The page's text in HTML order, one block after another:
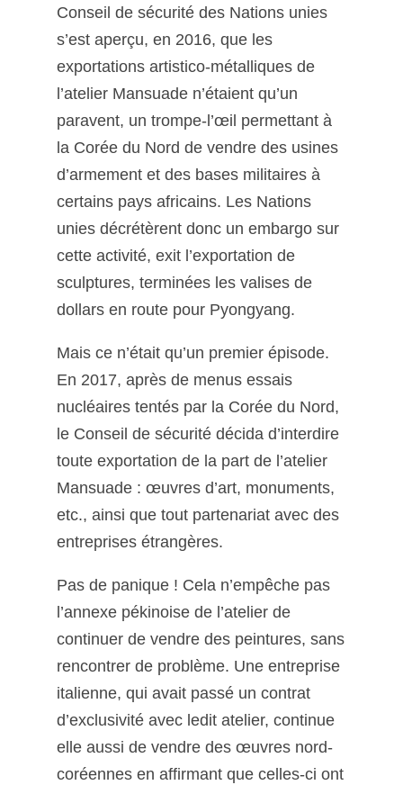
Conseil de sécurité des Nations unies
s’est aperçu, en 2016, que les
exportations artistico-métalliques de
l’atelier Mansuade n’étaient qu’un
paravent, un trompe-l’œil permettant à
la Corée du Nord de vendre des usines
d’armement et des bases militaires à
certains pays africains. Les Nations
unies décrétèrent donc un embargo sur
cette activité, exit l’exportation de
sculptures, terminées les valises de
dollars en route pour Pyongyang.
Mais ce n’était qu’un premier épisode.
En 2017, après de menus essais
nucléaires tentés par la Corée du Nord,
le Conseil de sécurité décida d’interdire
toute exportation de la part de l’atelier
Mansuade : œuvres d’art, monuments,
etc., ainsi que tout partenariat avec des
entreprises étrangères.
Pas de panique ! Cela n’empêche pas
l’annexe pékinoise de l’atelier de
continuer de vendre des peintures, sans
rencontrer de problème. Une entreprise
italienne, qui avait passé un contrat
d’exclusivité avec ledit atelier, continue
elle aussi de vendre des œuvres nord-
coréennes en affirmant que celles-ci ont